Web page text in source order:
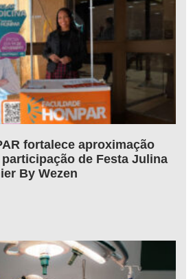
fortalece aproximação
de Festa Julina
By Wezen